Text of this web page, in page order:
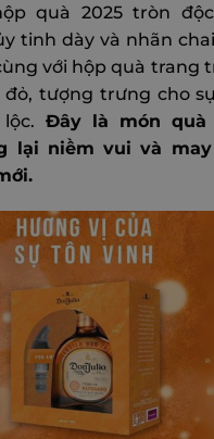
quà 2025 tròn
tinh dày và nhãn
với hộp quà trang
tượng trưng cho
Đây là món quà
lại niềm vui và